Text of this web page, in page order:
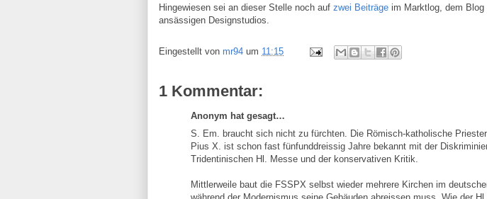
Hingewiesen sei an dieser Stelle noch auf zwei Beiträge im Marktlog, dem
ansässigen Designstudios.
Eingestellt von mr94 um 11:15
1 Kommentar:
Anonym hat gesagt…
S. Em. braucht sich nicht zu fürchten. Die Römisch-katholische
Pius X. ist schon fast fünfunddreissig Jahre bekannt mit der
Tridentinischen Hl. Messe und der konservativen Kritik.
Mittlerweile baut die FSSPX selbst wieder mehrere Kirchen im
während der Modernismus seine Gebäuden abreissen muss. Wie der